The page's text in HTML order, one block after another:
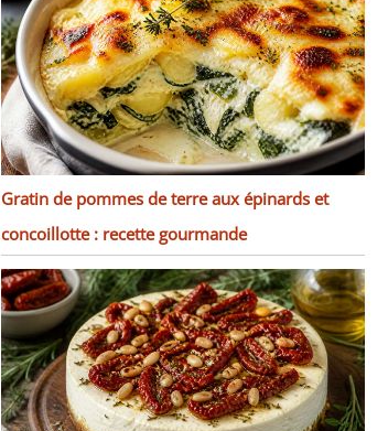
Gratin de pommes de terre aux épinards et
concoillotte : recette gourmande